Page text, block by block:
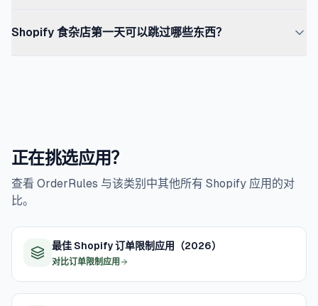
时间强制 — 那是单独的一层(OrderRules 或 We Are
需要验证。两层互补、不重叠。只装 OrderRules 的门店有
Shopify Local Delivery)。标准：$99–$190/mo(Shopify
日不必为移动或多商家付费。
Shopify 食杂店第一天可以跳过哪些东西？
Loyalty Lion)要在基础流程跑顺后再上,而不是在那之前。
第一天的重点：营业时间 + 配送 + 订单规则;其它都能等。
正在挑选应用？
查看 OrderRules 与该类别中其他所有 Shopify 应用的对
比。
最佳 Shopify 订单限制应用（2026）
对比订单限制应用